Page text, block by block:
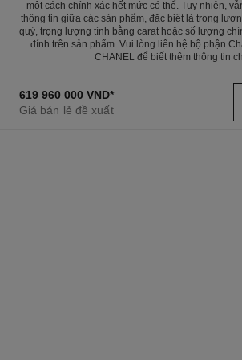
một cách chính xác hết mức có thể. Tuy nhiên,
thông tin giữa các sản phẩm, đặc biệt là trọng
quý, trọng lượng tính bằng carat hoặc số lượng
đính trên sản phẩm. Vui lòng liên hệ bộ phận
CHANEL để biết thêm thông tin
619 960 000 VND*
Giá bán lẻ đề xuất